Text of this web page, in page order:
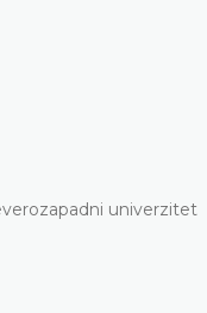
univerzitet